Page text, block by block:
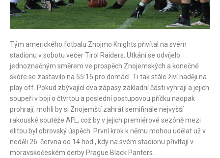
Tým amerického fotbalu Znojmo Knights přivítal na svém
stadionu v sobotu večer Tirol Raiders. Utkání se odvíjelo
jednoznačným směrem ve prospěch Znojemských a konečné
skóre se zastavilo na 55:15 pro domácí. Ti tak stále živí naději na
play off. Pokud zbývající dva zápasy základní části vyhrají a jejich
soupeři v boji o čtvrtou a poslední postupovou příčku naopak
prohrají, mohli by si Znojemští zahrát semifinále nejvyšší
rakouské soutěže AFL, což by v jejich premiérové sezóně mezi
elitou byl obrovský úspěch. První krok k němu mohou udělat už v
neděli 26. června od 14 hod., kdy na svém stadionu přivítají v
moravskočeském derby Prague Black Panters.